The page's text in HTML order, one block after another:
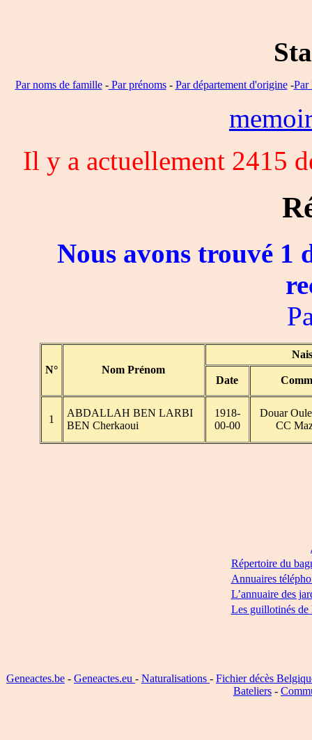
Par noms de famille-Par prénoms- Par département d'origine-Par
Il y a actuellement 2415
Nous avons trouvé 1
N° Nom Prénom
Date
1
ABDALLAH BEN LARBI
BEN Cherkaoui
1918-
00-00
Douar
CC
Répertoire du
Annuaires
L’annuaire des
Les guillotinés de
Geneactes.be - Geneactes.eu - Naturalisations - Fichier décès
Bateliers -